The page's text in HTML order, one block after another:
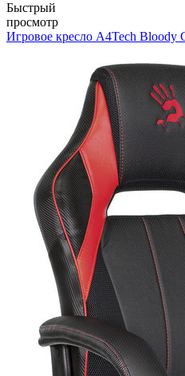
Быстрый
просмотр
Игровое кресло A4Tech Bloody